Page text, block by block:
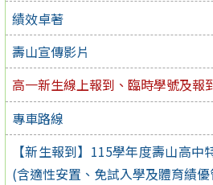
績效卓著
壽山宣傳影片
高一新生線上報到、臨時學號及報
專車路線
【新生報到】115學年度壽山高
(含適性安置、免試入學及體育績